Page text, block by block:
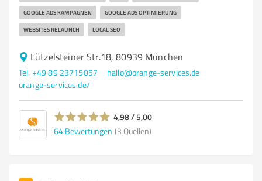
GOOGLE ADS KAMPAGNEN GOOGLE ADS OPTIMIERUNG
WEBSITES RELAUNCH LOCAL SEO
Lützelsteiner Str.18, 80939 München
Tel. +49 89 23715057
hallo@orange-services.de
orange-services.de/
4,98 / 5,00
64 Bewertungen (3 Quellen)